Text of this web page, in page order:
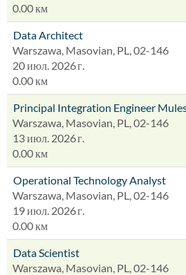
0.00 км
Data Architect
Warszawa, Masovian, PL, 02-146
20 июл. 2026 г.
0.00 км
Principal Integration Engineer
Warszawa, Masovian, PL, 02-146
13 июл. 2026 г.
0.00 км
Operational Technology Analyst
Warszawa, Masovian, PL, 02-146
19 июл. 2026 г.
0.00 км
Data Scientist
Warszawa, Masovian, PL, 02-146